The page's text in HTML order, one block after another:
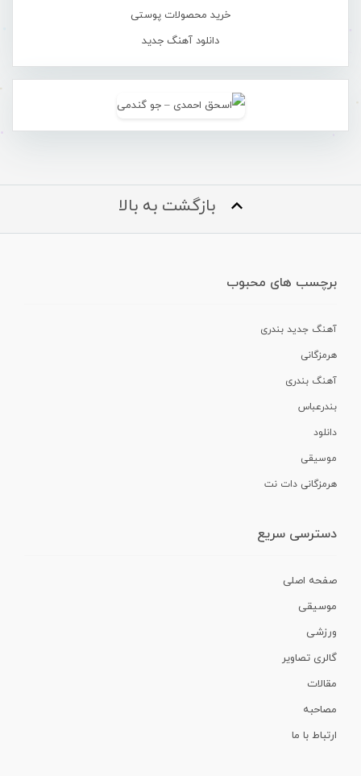
خرید محصولات پوستی
دانلود آهنگ جدید
بازگشت به بالا
برچسب های محبوب
آهنگ جدید بندری
هرمزگانی
آهنگ بندری
بندرعباس
دانلود
موسیقی
هرمزگانی دات نت
دسترسی سریع
صفحه اصلی
موسیقی
ورزشی
گالری تصاویر
مقالات
مصاحبه
ارتباط با ما